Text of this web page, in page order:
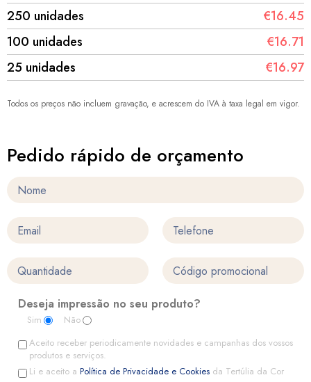
250 unidades
€16.45
100 unidades
€16.71
25 unidades
€16.97
Todos os preços não incluem gravação, e acrescem do IVA à taxa legal em vigor.
Pedido rápido de orçamento
Deseja impressão no seu produto?
Sim
Não
Aceito receber periodicamente novidades e campanhas dos vossos
produtos e serviços.
Li e aceito a Política de Privacidade e Cookies da Tertúlia da Cor